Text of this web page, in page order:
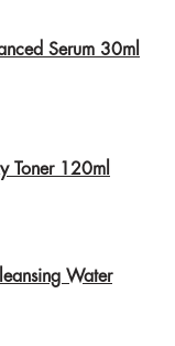
Serum 30ml
Toner 120ml
Water